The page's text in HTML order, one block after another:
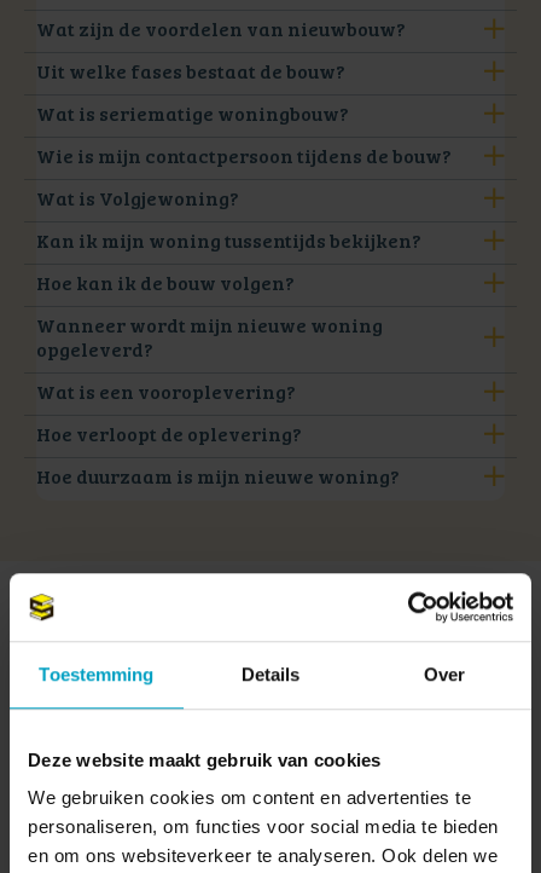
Toestemming Details Over
Deze website maakt gebruik van cookies
We gebruiken cookies om content en advertenties te
personaliseren, om functies voor social media te bieden
en om ons websiteverkeer te analyseren. Ook delen we
Wat zijn de voordelen van nieuwbouw?
Uit welke fases bestaat de bouw?
Wat is seriematige woningbouw?
Wie is mijn contactpersoon tijdens de bouw?
Wat is Volgjewoning?
Kan ik mijn woning tussentijds bekijken?
Hoe kan ik de bouw volgen?
Wanneer wordt mijn nieuwe woning
opgeleverd?
Wat is een vooroplevering?
Hoe verloopt de oplevering?
Hoe duurzaam is mijn nieuwe woning?